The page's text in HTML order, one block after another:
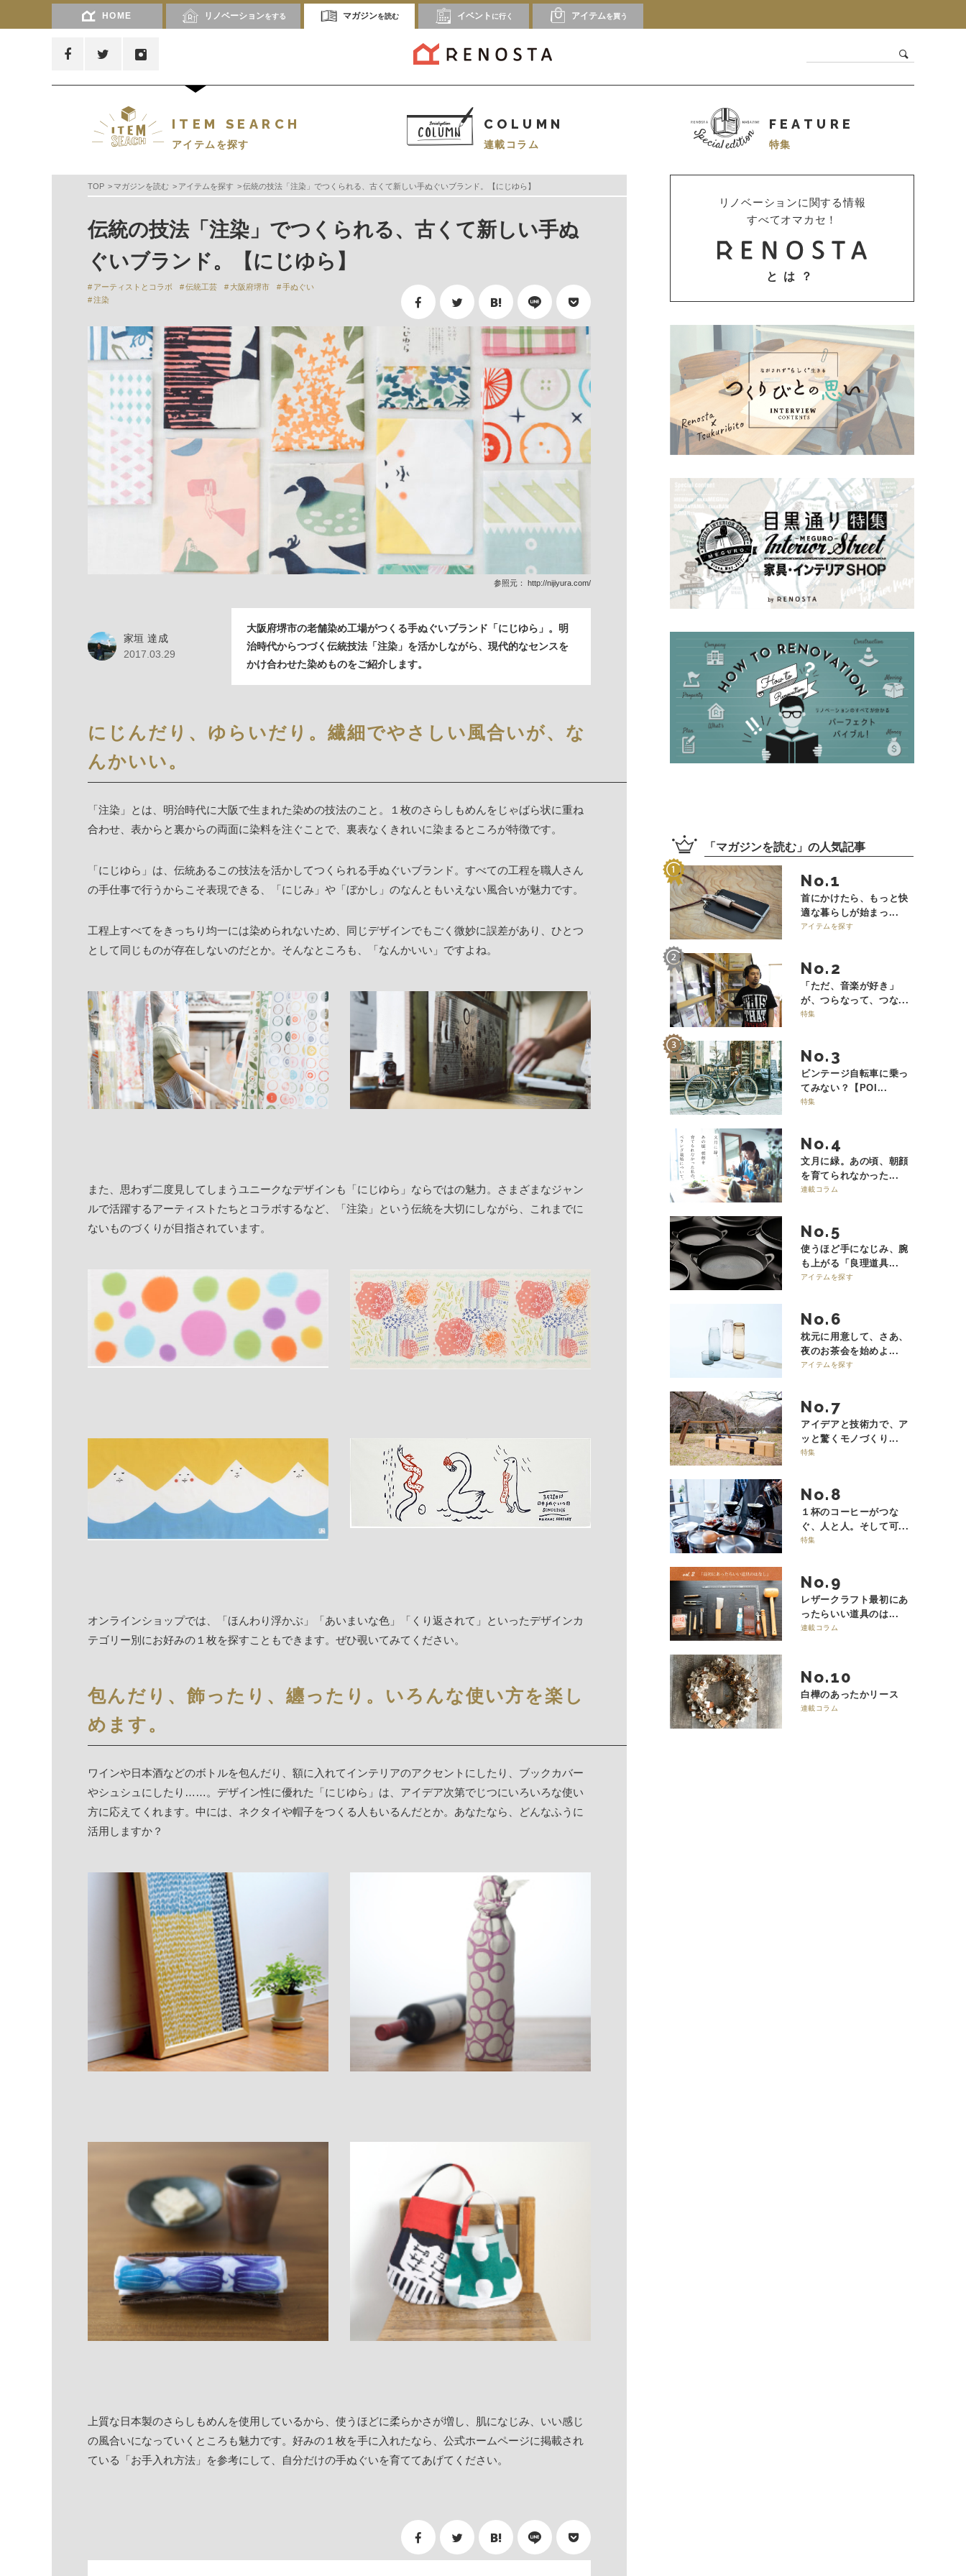
HOME リノベーションをする マガジンを読む イベント に行く アイテムを買う
ITEM SEARCH
アイテムを探す
COLUMN
連載コラム
FEATURE
特集
TOP マガジンを読む アイテムを探す 伝統の技法「注染」でつくられる、古くて新しい手ぬぐいブランド。【にじゆら】
伝統の技法「注染」でつくられる、古くて新しい手ぬ
ぐいブランド。【にじゆら】
アーティストとコラボ 伝統工芸 大阪府堺市
手ぬぐい
注染
参照元： http://nijiyura.com/
家垣 達成
2017.03.29
大阪府堺市の老舗染め工場がつくる手ぬぐいブランド「にじゆら」。明
治時代からつづく伝統技法「注染」を活かしながら、現代的なセンスを
かけ合わせた染めものをご紹介します。
にじんだり、ゆらいだり。繊細でやさしい風合いが、な
んかいい。
「注染」とは、明治時代に大阪で生まれた染めの技法のこと。１枚のさらしもめんをじゃばら状に重ね
合わせ、表からと裏からの両面に染料を注ぐことで、裏表なくきれいに染まるところが特徴です。
「にじゆら」は、伝統あるこの技法を活かしてつくられる手ぬぐいブランド。すべての工程を職人さん
の手仕事で行うからこそ表現できる、「にじみ」や「ぼかし」のなんともいえない風合いが魅力です。
工程上すべてをきっちり均一には染められないため、同じデザインでもごく微妙に誤差があり、ひとつ
として同じものが存在しないのだとか。そんなところも、「なんかいい」ですよね。
また、思わず二度見してしまうユニークなデザインも「にじゆら」ならではの魅力。さまざまなジャン
ルで活躍するアーティストたちとコラボするなど、「注染」という伝統を大切にしながら、これまでに
ないものづくりが目指されています。
オンラインショップでは、「ほんわり浮かぶ」「あいまいな色」「くり返されて」といったデザインカ
テゴリー別にお好みの１枚を探すこともできます。ぜひ覗いてみてください。
包んだり、飾ったり、纏ったり。いろんな使い方を楽し
めます。
ワインや日本酒などのボトルを包んだり、額に入れてインテリアのアクセントにしたり、ブックカバー
やシュシュにしたり……。デザイン性に優れた「にじゆら」は、アイデア次第でじつにいろいろな使い
方に応えてくれます。中には、ネクタイや帽子をつくる人もいるんだとか。あなたなら、どんなふうに
活用しますか？
上質な日本製のさらしもめんを使用しているから、使うほどに柔らかさが増し、肌になじみ、いい感じ
の風合いになっていくところも魅力です。好みの１枚を手に入れたなら、公式ホームページに掲載され
ている「お手入れ方法」を参考にして、自分だけの手ぬぐいを育ててあげてください。
リノベーションに関する情報
すべてオマカセ！
とは？
「 マガジンを読む 」の人気記事
No.
首にかけたら、もっと快
適な暮らしが始まっ...
アイテムを探す
No.
「ただ、音楽が好き」
が、つらなって、つな...
特集
No.
ビンテージ自転車に乗っ
てみない？【POI...
特集
No.
文月に緑。あの頃、朝顔
を育てられなかった...
連載コラム
No.
使うほど手になじみ、腕
も上がる「良理道具...
アイテムを探す
No.
枕元に用意して、さあ、
夜のお茶会を始めよ...
アイテムを探す
No.
アイデアと技術力で、ア
ッと驚くモノづくり...
特集
No.
１杯のコーヒーがつな
ぐ、人と人。そして可...
特集
No.
レザークラフト最初にあ
ったらいい道具のは...
連載コラム
No.
白樺のあったかリース
連載コラム